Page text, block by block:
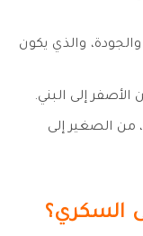
والذي يكون
الأصفر إلى البني.
من الصغير إلى
السكري؟